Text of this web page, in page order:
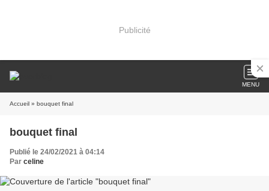
Publicité
MENU
Accueil » bouquet final
bouquet final
Publié le 24/02/2021 à 04:14
Par celine